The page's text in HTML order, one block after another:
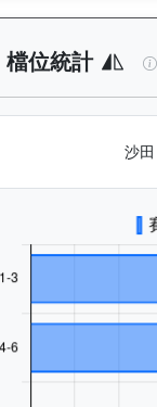
米）的
析：查看各
檔位統計